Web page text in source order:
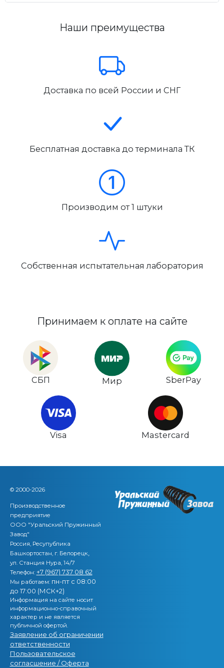
Наши преимущества
Доставка по всей России и СНГ
Бесплатная доставка до терминала ТК
Производим от 1 штуки
Собственная испытательная лаборатория
Принимаем к оплате на сайте
СБП Мир SberPay
Visa Mastercard
© 2000-2026
Производственное
предприятие
ООО "Уральский Пружинный
Завод"
Россия, Ресупублика
Башкортостан, г. Белорецк,
ул. Станция Нура, 14/7
Телефон: +7 (967) 737 08 62
Мы работаем: пн-пт с 08:00
до 17:00 (МСК+2)
Информация на сайте носит
информационно-справочный
характер и не является
публичной офертой.
Заявление об ограничении
ответственности
Пользовательское
согласшение / Оферта